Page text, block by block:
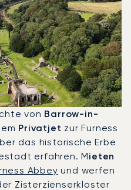
von Barrow-in-
Privatjet zur Furness
das historische Erbe
erfahren. Mieten
Abbey und werfen
Zisterzienserklöster